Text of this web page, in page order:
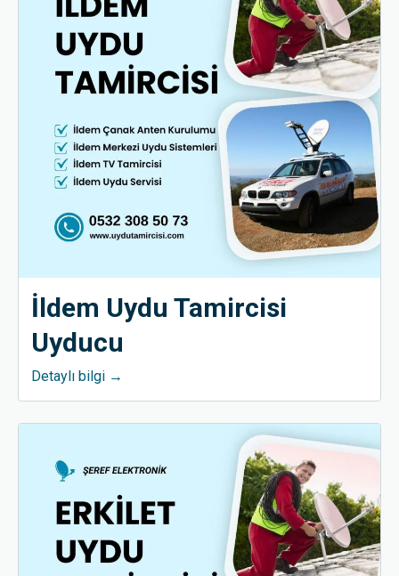
İldem Uydu Tamircisi
Uyducu
Detaylı bilgi →